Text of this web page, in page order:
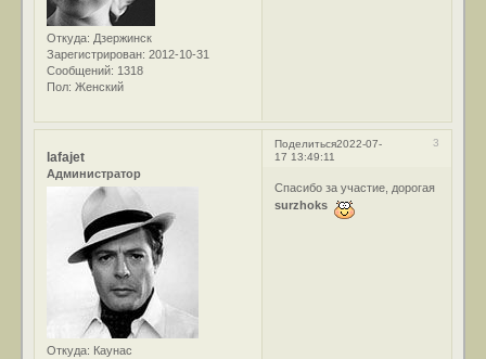
Откуда: Дзержинск
Зарегистрирован: 2012-10-31
Сообщений: 1318
Пол: Женский
Поделиться 3
2022-07-
17 13:49:11
lafajet
Администратор
Откуда: Каунас
Спасибо за участие, дорогая
surzhoks